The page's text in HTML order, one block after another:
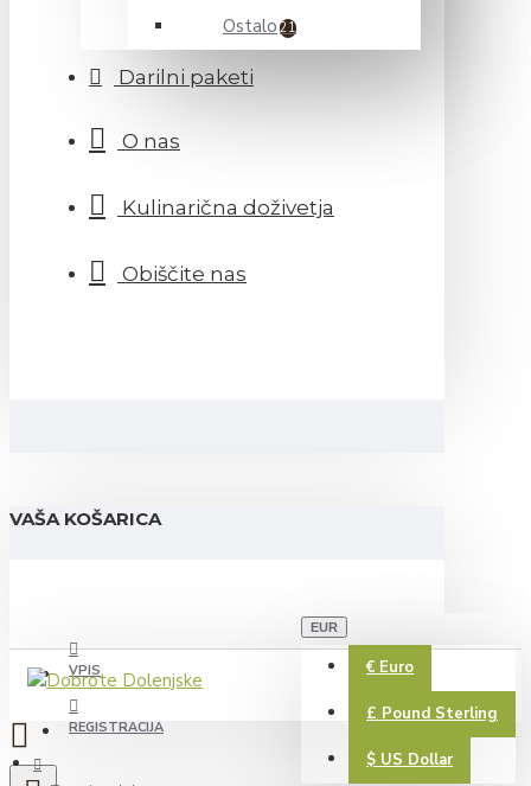
Ostalo 21
Darilni paketi
O nas
Kulinarična doživetja
Obiščite nas
VAŠA KOŠARICA
VPIS
REGISTRACIJA
EUR
€ Euro
£ Pound Sterling
$ US Dollar